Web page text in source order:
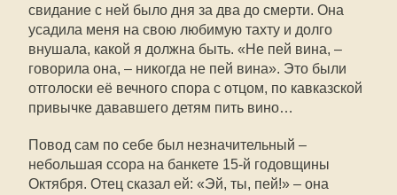
свидание с ней было дня за два до смерти. Она
усадила меня на свою любимую тахту и долго
внушала, какой я должна быть. «Не пей вина, –
говорила она, – никогда не пей вина». Это были
отголоски её вечного спора с отцом, по кавказской
привычке дававшего детям пить вино…
Повод сам по себе был незначительный –
небольшая ссора на банкете 15-й годовщины
Октября. Отец сказал ей: «Эй, ты, пей!» – она